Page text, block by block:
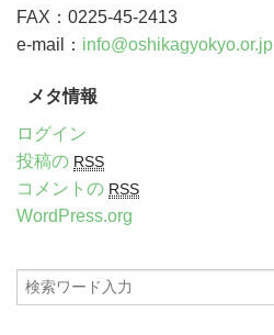
FAX：0225-45-2413
e-mail： info@oshikagyokyo.or.jp
メタ情報
ログイン
投稿の RSS
コメントの RSS
WordPress.org